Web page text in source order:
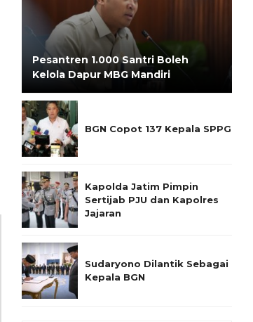
Pesantren 1.000 Santri Boleh
Kelola Dapur MBG Mandiri
BGN Copot 137 Kepala SPPG
Kapolda Jatim Pimpin
Sertijab PJU dan Kapolres
Jajaran
Sudaryono Dilantik Sebagai
Kepala BGN